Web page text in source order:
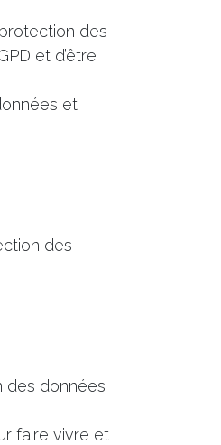
des
et d’être
et
des
des données
faire vivre et